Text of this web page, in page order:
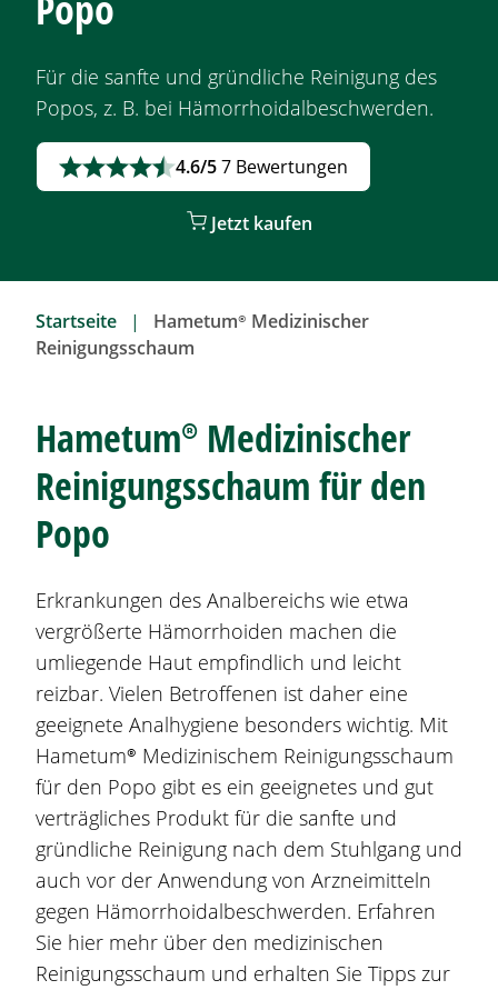
Für die sanfte und gründliche Reinigung des
Popos, z. B. bei Hämorrhoidalbeschwerden.
4.6/57 Bewertungen
Jetzt kaufen
Startseite Hametum® Medizinischer
Reinigungsschaum
Hametum® Medizinischer
Reinigungsschaum für den
Popo
Erkrankungen des Analbereichs wie etwa
vergrößerte Hämorrhoiden machen die
umliegende Haut empfindlich und leicht
reizbar. Vielen Betroffenen ist daher eine
geeignete Analhygiene besonders wichtig. Mit
Hametum® Medizinischem Reinigungsschaum
für den Popo gibt es ein geeignetes und gut
verträgliches Produkt für die sanfte und
gründliche Reinigung nach dem Stuhlgang und
auch vor der Anwendung von Arzneimitteln
gegen Hämorrhoidalbeschwerden. Erfahren
Sie hier mehr über den medizinischen
Reinigungsschaum und erhalten Sie Tipps zur